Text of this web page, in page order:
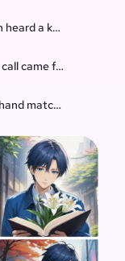
heard a knock at the
came from inside
matched every